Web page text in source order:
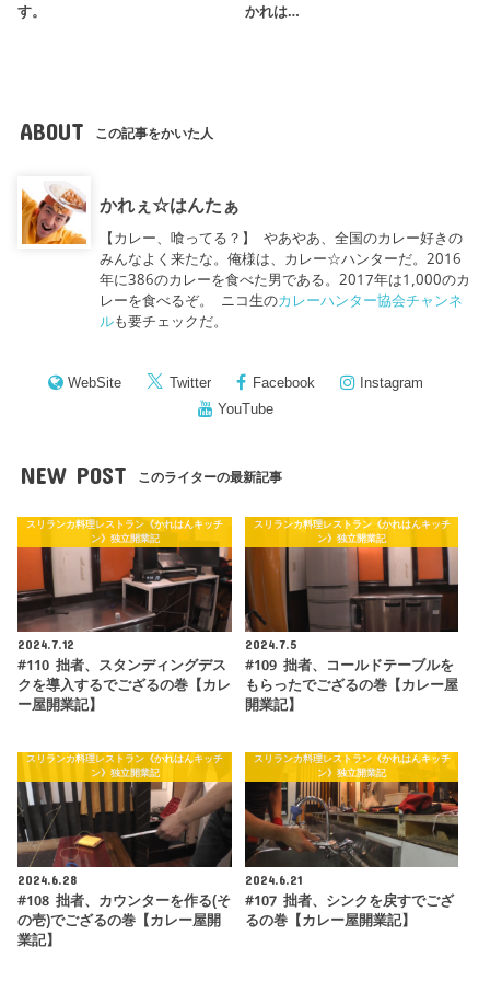
す。
かれは…
ABOUT この記事をかいた人
かれぇ☆はんたぁ
【カレー、喰ってる？】 やあやあ、全国のカレー好きの
みんなよく来たな。俺様は、カレー☆ハンターだ。2016
年に386のカレーを食べた男である。2017年は1,000のカ
レーを食べるぞ。 ニコ生のカレーハンター協会チャンネ
ルも要チェックだ。
WebSite Twitter Facebook
Instagram
YouTube
NEW POST このライターの最新記事
スリランカ料理レストラン《かれはんキッチ
ン》独立開業記
2024.7.12
#110 拙者、スタンディングデス
クを導入するでござるの巻【カレ
ー屋開業記】
スリランカ料理レストラン《かれはんキッチ
ン》独立開業記
2024.7.5
#109 拙者、コールドテーブルを
もらったでござるの巻【カレー屋
開業記】
スリランカ料理レストラン《かれはんキッチ
ン》独立開業記
2024.6.28
#108 拙者、カウンターを作る(そ
の壱)でござるの巻【カレー屋開
業記】
スリランカ料理レストラン《かれはんキッチ
ン》独立開業記
2024.6.21
#107 拙者、シンクを戻すでござ
るの巻【カレー屋開業記】